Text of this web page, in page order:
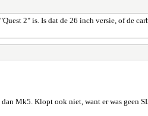
2" is. Is dat de 26 inch versie, of de
Mk5. Klopt ook niet, want er was geen